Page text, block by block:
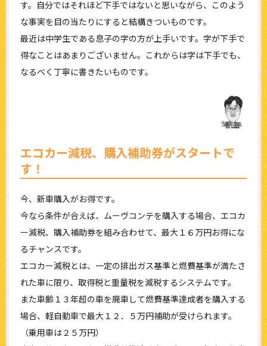
す。自分ではそれほど下手ではないと思いながら、このよう
な事実を目の当たりにすると結構きついものです。
最近は中学生である息子の字の方が上手いです。字が下手で
得なことはあまりございません。これからは字は下手でも、
なるべく丁寧に書きたいものです。
エコカー減税、購入補助券がスタートで
す！
今、新車購入がお得です。
今なら条件が合えば、ムーヴコンテを購入する場合、エコカ
ー減税、購入補助券を組み合わせて、最大１６万円お得にな
るチャンスです。
エコカー減税とは、一定の排出ガス基準と燃費基準が満たさ
れた車に限り、取得税と重量税を減税するシステムです。
また車齢１３年超の車を廃車して燃費基準達成者を購入する
場合、軽自動車で最大１２．５万円補助が受けられます。
（乗用車は２５万円）